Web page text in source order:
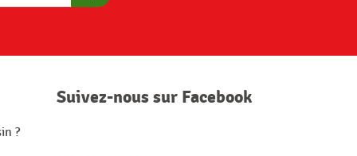
S'abonner
?
Suivez-nous sur Facebook